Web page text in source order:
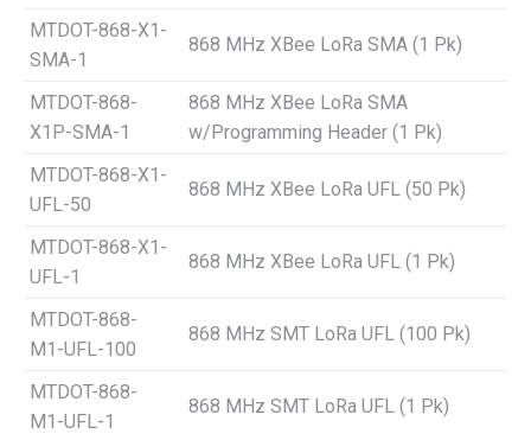
MTDOT-868-X1-
SMA-1
868 MHz XBee LoRa SMA (1 Pk)
MTDOT-868-
X1P-SMA-1
868 MHz XBee LoRa SMA
w/Programming Header (1 Pk)
MTDOT-868-X1-
UFL-50
868 MHz XBee LoRa UFL (50 Pk)
MTDOT-868-X1-
UFL-1
868 MHz XBee LoRa UFL (1 Pk)
MTDOT-868-
M1-UFL-100
868 MHz SMT LoRa UFL (100 Pk)
MTDOT-868-
M1-UFL-1
868 MHz SMT LoRa UFL (1 Pk)